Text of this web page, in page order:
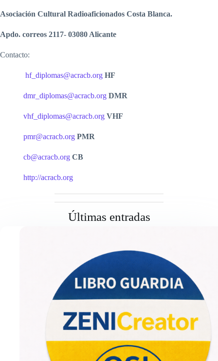
Asociación Cultural Radioaficionados Costa Blanca.
Apdo. correos 2117- 03080 Alicante
Contacto:
hf_diplomas@acracb.org HF
dmr_diplomas@acracb.org DMR
vhf_diplomas@acracb.org VHF
pmr@acracb.org PMR
cb@acracb.org CB
http://acracb.org
Últimas entradas